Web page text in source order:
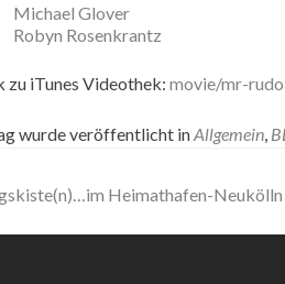
Michael Glover
Robyn Rosenkrantz
zu iTunes Videothek: movie/mr-
wurde veröffentlicht inAllgemein
Heimathafen-Neukölln